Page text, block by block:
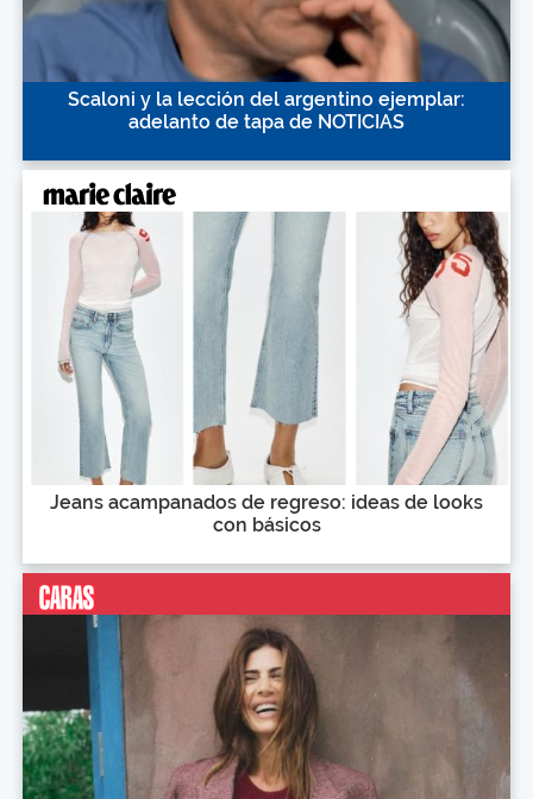
Scaloni y la lección del argentino ejemplar:
adelanto de tapa de NOTICIAS
Jeans acampanados de regreso: ideas de looks
con básicos